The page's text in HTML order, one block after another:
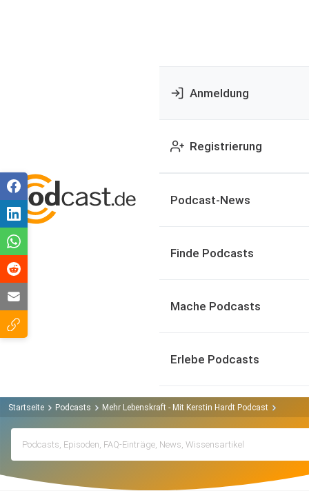
Anmeldung
Registrierung
Podcast-News
Finde Podcasts
Mache Podcasts
Erlebe Podcasts
Startseite Podcasts Mehr Lebenskraft - Mit Kerstin Hardt Podcast